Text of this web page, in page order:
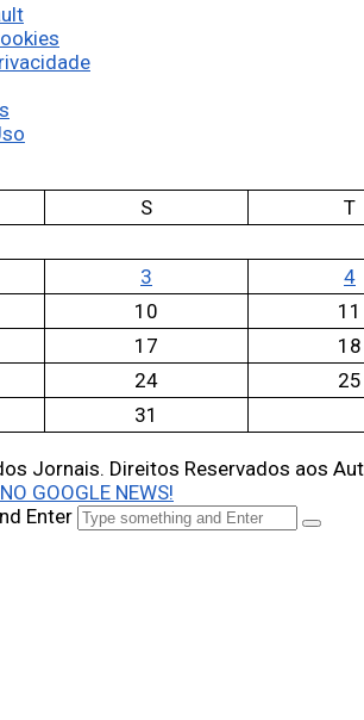
S T
3
4
10
11
17
18
24
25
31
Jornais. Direitos Reservados aos
GOOGLE NEWS!
Enter